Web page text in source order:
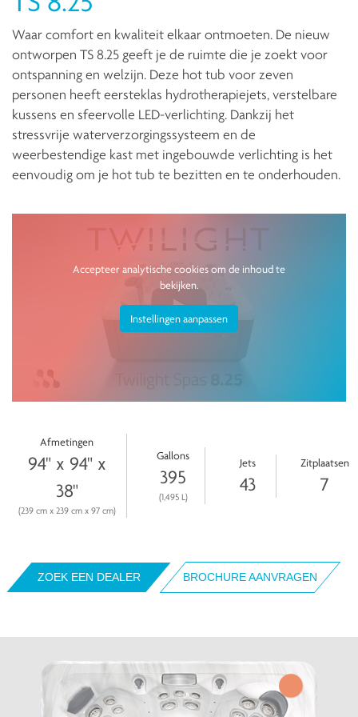
Waar comfort en kwaliteit elkaar ontmoeten. De nieuw
ontworpen TS 8.25 geeft je de ruimte die je zoekt voor
ontspanning en welzijn. Deze hot tub voor zeven
personen heeft eersteklas hydrotherapiejets, verstelbare
kussens en sfeervolle LED-verlichting. Dankzij het
stressvrije waterverzorgingssysteem en de
weerbestendige kast met ingebouwde verlichting is het
eenvoudig om je hot tub te bezitten en te onderhouden.
Accepteer analytische cookies om de inhoud te
bekijken.
Instellingen aanpassen
Afmetingen
94" x 94" x
38"
(239 cm x 239 cm x 97 cm)
Gallons
395
(1,495 L)
Jets
43
Zitplaatsen
7
ZOEK EEN DEALER BROCHURE AANVRAGEN